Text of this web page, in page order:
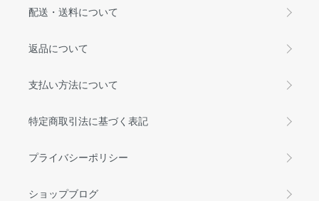
配送・送料について
返品について
支払い方法について
特定商取引法に基づく表記
プライバシーポリシー
ショップブログ